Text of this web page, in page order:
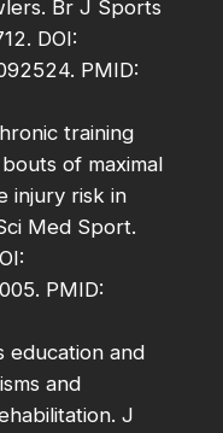
Br J Sports
DOI:
PMID:
training
of maximal
injury risk in
Med Sport.
PMID:
education and
and
J